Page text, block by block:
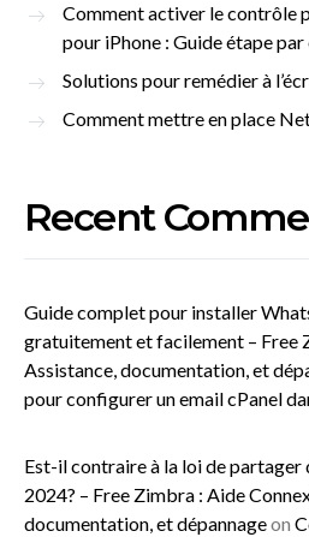
Comment activer le contrôle
pour iPhone : Guide étape
Solutions pour remédier à
Comment mettre en place
Recent
Guide complet pour installer
gratuitement et facilement – Free
Assistance, documentation, et
pour configurer un email cPanel
Est-il contraire à la loi de
2024? – Free Zimbra : Aide
documentation, et dépannageon